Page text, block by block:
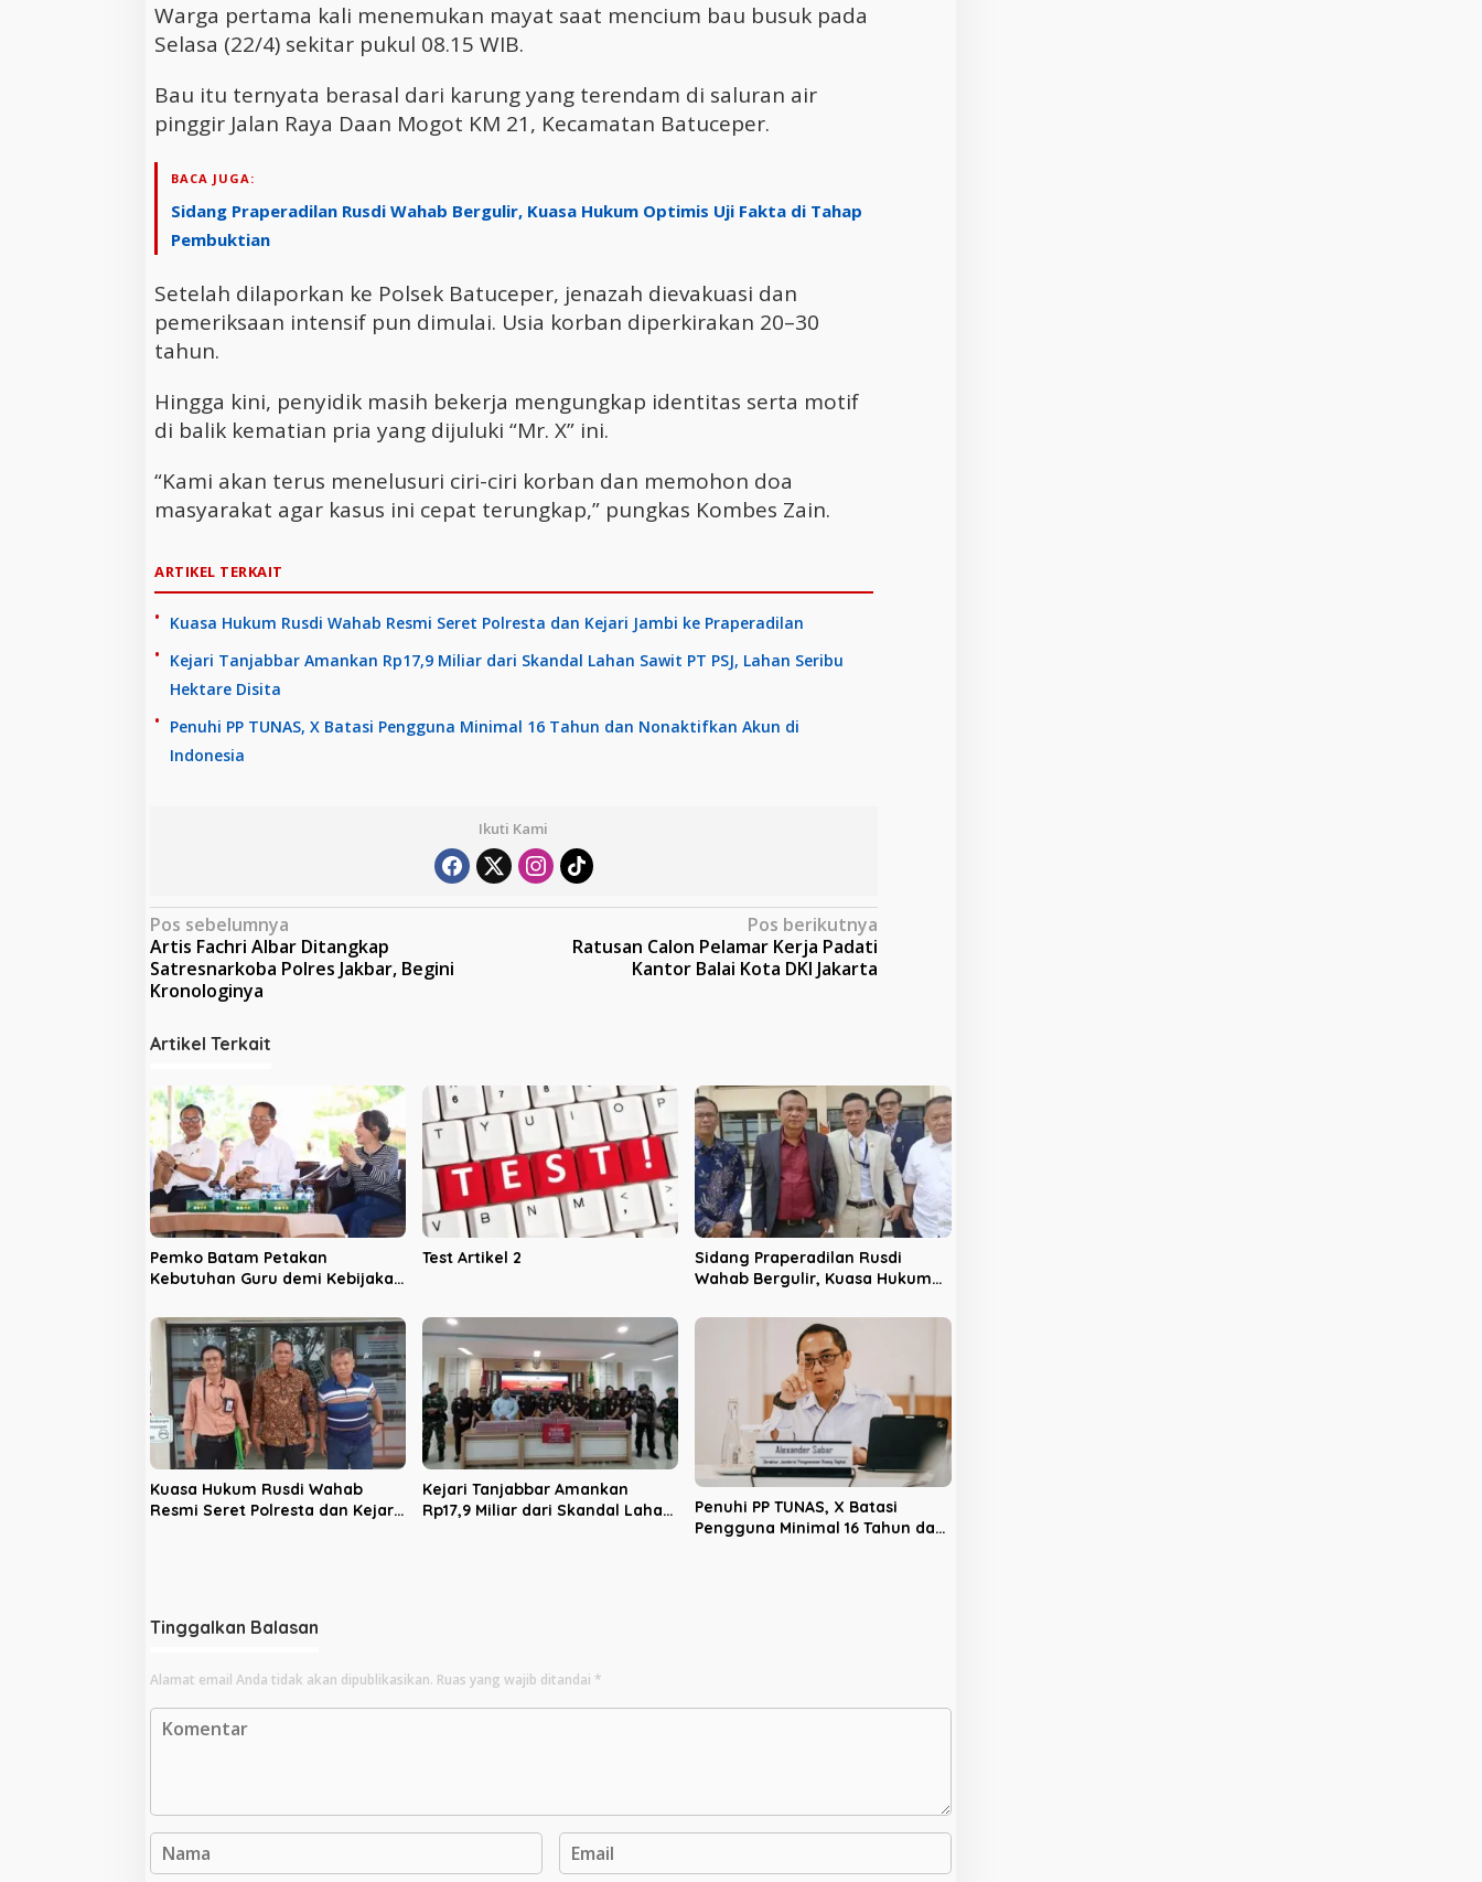
Warga pertama kali menemukan mayat saat mencium bau busuk pada
Selasa (22/4) sekitar pukul 08.15 WIB.
Bau itu ternyata berasal dari karung yang terendam di saluran air
pinggir Jalan Raya Daan Mogot KM 21, Kecamatan Batuceper.
BACA JUGA:
Sidang Praperadilan Rusdi Wahab Bergulir, Kuasa Hukum Optimis Uji Fakta di Tahap
Pembuktian
Setelah dilaporkan ke Polsek Batuceper, jenazah dievakuasi dan
pemeriksaan intensif pun dimulai. Usia korban diperkirakan 20–30
tahun.
Hingga kini, penyidik masih bekerja mengungkap identitas serta motif
di balik kematian pria yang dijuluki “Mr. X” ini.
“Kami akan terus menelusuri ciri-ciri korban dan memohon doa
masyarakat agar kasus ini cepat terungkap,” pungkas Kombes Zain.
ARTIKEL TERKAIT
Kuasa Hukum Rusdi Wahab Resmi Seret Polresta dan Kejari Jambi ke Praperadilan
Kejari Tanjabbar Amankan Rp17,9 Miliar dari Skandal Lahan Sawit PT PSJ, Lahan Seribu
Hektare Disita
Penuhi PP TUNAS, X Batasi Pengguna Minimal 16 Tahun dan Nonaktifkan Akun di
Indonesia
Ikuti Kami
N
a
v
g
a
s
i
p
o
s
Pos sebelumnya
Artis Fachri Albar Ditangkap
Satresnarkoba Polres Jakbar, Begini
Kronologinya
Pos berikutnya
Ratusan Calon Pelamar Kerja Padati
Kantor Balai Kota DKI Jakarta
Artikel Terkait
Pemko Batam Petakan
Kebutuhan Guru demi Kebijakan
Test Artikel 2
Sidang Praperadilan Rusdi
Wahab Bergulir, Kuasa Hukum
Pembuktian
Kuasa Hukum Rusdi Wahab
Resmi Seret Polresta dan Kejari
Kejari Tanjabbar Amankan
Rp17,9 Miliar dari Skandal Lahan
Penuhi PP TUNAS, X Batasi
Pengguna Minimal 16 Tahun dan
Tinggalkan Balasan
Alamat email Anda tidak akan dipublikasikan. Ruas yang wajib ditandai *